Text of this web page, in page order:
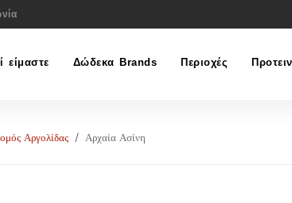
είμαστε Δώδεκα Brands Περιοχές
Αργολίδας Αρχαία Ασίνη